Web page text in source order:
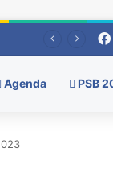
Agenda PSB